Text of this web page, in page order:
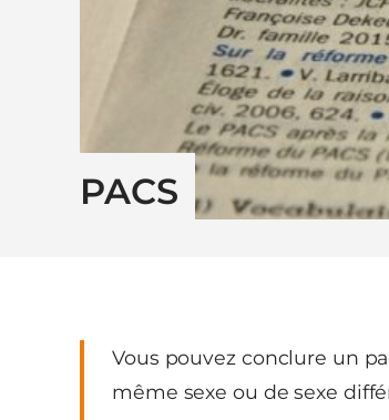
PACS
Vous pouvez conclure un
même sexe ou de sexe